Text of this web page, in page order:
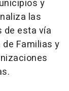
y
las
de esta vía
Familias y